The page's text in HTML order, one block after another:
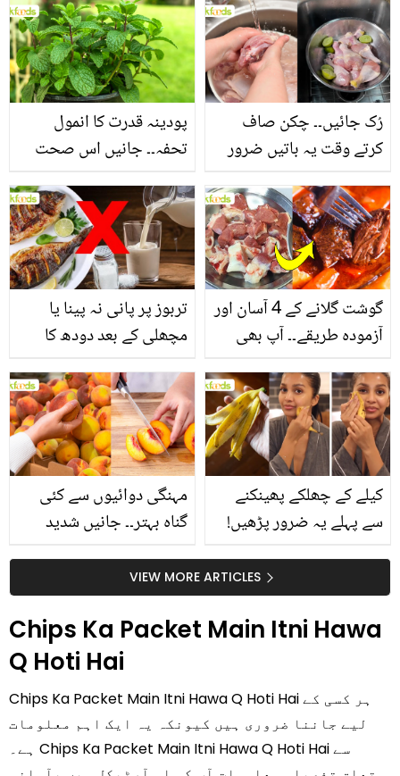
منرلز اور اینٹی آکسیڈنٹس
سے بھرپور اس سبزی کے
فائدے
بنانے کے چند قدرتی طریقے
پودینہ قدرت کا انمول
تحفہ۔۔ جانیں اس صحت
انگیز طبی فوائد
رُک جائیں۔۔ چکن صاف
کرتے وقت یہ باتیں ضرور
تربوز پر پانی نہ پینا یا
مچھلی کے بعد دودھ کا
سے متعلق غلط فہمیوں کی
حقیقت کیا ہے اور افواہ
کیا؟
گوشت گلانے کے 4 آسان اور
آزمودہ طریقے۔۔ آپ بھی
بتائے راز
مہنگی دوائیوں سے کئی
گناہ بہتر۔۔ جانیں شدید
کیوں کھانا چاہیے؟
کیلے کے چھلکے پھینکنے
سے پہلے یہ ضرور پڑھیں!
سستا اور قدرتی حلVIEW MORE ARTICLES
Chips Ka Packet Main Itni Hawa
Q Hoti Hai
Chips Ka Packet Main Itni Hawa Q Hoti Hai ہر کسی کے
لیے جاننا ضروری ہیں کیونکہ یہ ایک اہم معلومات
ہے۔ Chips Ka Packet Main Itni Hawa Q Hoti Hai سے